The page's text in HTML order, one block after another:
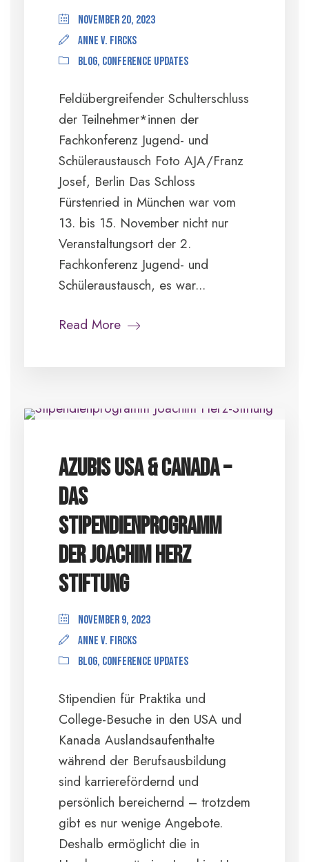
November 20, 2023
anne v. Fircks
Blog, Conference Updates
Feldübergreifender Schulterschluss
der Teilnehmer*innen der
Fachkonferenz Jugend- und
Schüleraustausch Foto AJA/Franz
Josef, Berlin Das Schloss
Fürstenried in München war vom
13. bis 15. November nicht nur
Veranstaltungsort der 2.
Fachkonferenz Jugend- und
Schüleraustausch, es war...
Read More
Azubis USA & Canada –
das
Stipendienprogramm
der Joachim Herz
Stiftung
November 9, 2023
anne v. Fircks
Blog, Conference Updates
Stipendien für Praktika und
College-Besuche in den USA und
Kanada Auslandsaufenthalte
während der Berufsausbildung
sind karrierefördernd und
persönlich bereichernd – trotzdem
gibt es nur wenige Angebote.
Deshalb ermöglicht die in